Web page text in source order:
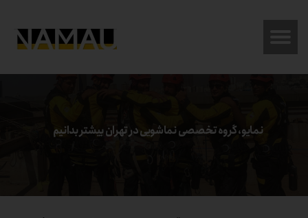
نمایو، گروه تخصصی نماشویی در تهران بیشتر بدانیم